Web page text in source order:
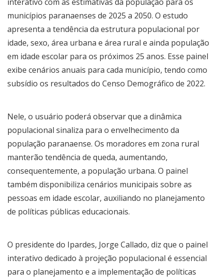
municípios paranaenses de 2025 a 2050. O estudo
apresenta a tendência da estrutura populacional por
idade, sexo, área urbana e área rural e ainda população
em idade escolar para os próximos 25 anos. Esse painel
exibe cenários anuais para cada município, tendo como
subsídio os resultados do Censo Demográfico de 2022.
Nele, o usuário poderá observar que a dinâmica
populacional sinaliza para o envelhecimento da
população paranaense. Os moradores em zona rural
manterão tendência de queda, aumentando,
consequentemente, a população urbana. O painel
também disponibiliza cenários municipais sobre as
pessoas em idade escolar, auxiliando no planejamento
de políticas públicas educacionais.
O presidente do Ipardes, Jorge Callado, diz que o painel
interativo dedicado à projeção populacional é essencial
para o planejamento e a implementação de políticas